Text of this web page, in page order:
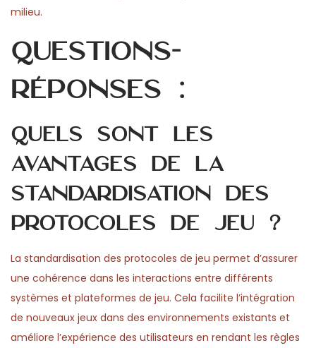
milieu.
Questions-
réponses :
Quels sont les
avantages de la
standardisation des
protocoles de jeu ?
La standardisation des protocoles de jeu permet d’assurer
une cohérence dans les interactions entre différents
systèmes et plateformes de jeu. Cela facilite l’intégration
de nouveaux jeux dans des environnements existants et
améliore l’expérience des utilisateurs en rendant les règles